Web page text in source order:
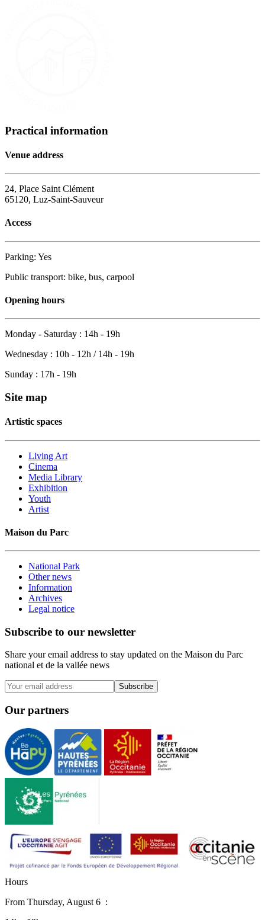
Practical information
Venue address
24, Place Saint Clément
65120, Luz-Saint-Sauveur
Access
Parking: Yes
Public transport: bike, bus, carpool
Opening hours
Monday - Saturday : 14h - 19h
Wednesday : 10h - 12h / 14h - 19h
Sunday : 17h - 19h
Site map
Artistic spaces
Living Art
Cinema
Media Library
Exhibition
Youth
Artist
Maison du Parc
National Park
Other news
Information
Archives
Legal notice
Subscribe to our newsletter
Share your email address to stay updated on the Maison du Parc
national et de la vallée news
Subscribe
Our partners
Hours
From Thursday, August 6 :